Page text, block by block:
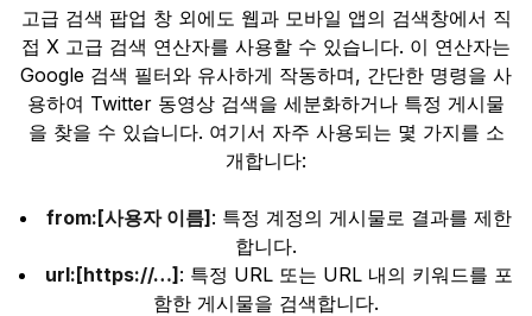
고급 검색 팝업 창 외에도 웹과 모바일 앱의 검색창에서 직
접 X 고급 검색 연산자를 사용할 수 있습니다. 이 연산자는
Google 검색 필터와 유사하게 작동하며, 간단한 명령을 사
용하여 Twitter 동영상 검색을 세분화하거나 특정 게시물
을 찾을 수 있습니다. 여기서 자주 사용되는 몇 가지를 소
개합니다:
from:[사용자 이름]: 특정 계정의 게시물로 결과를 제한
합니다.
url:[https://…]: 특정 URL 또는 URL 내의 키워드를 포
함한 게시물을 검색합니다.